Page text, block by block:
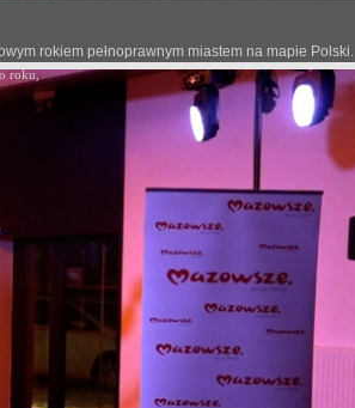
rokiem pełnoprawnym miastem na mapie Polski.
roku,
w ćwiczeniu „Ognista Burza-26”
ramach federacji ćwiczeń „Bursztynowy Obrońca-26”.
się w zróżnicowanym terenie - od kompleksów leśnych, po